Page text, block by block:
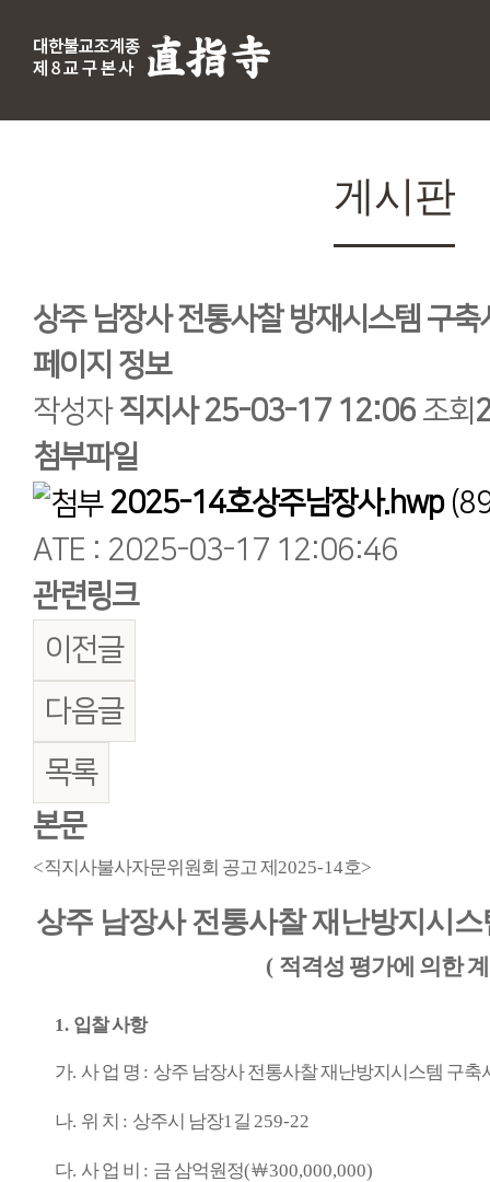
게시판
상주 남장사 전통사찰 방재시스템 구축
페이지 정보
작성자직지사 25-03-17 12:06조회
첨부파일
2025-14호상주남장사.hwp
ATE : 2025-03-17 12:06:46
관련링크
이전글
다음글
목록
본문
<직지사불사자문위원회 공고 제2025-14호>
상주 남장사 전통사찰 재난방지시
( 적격성 평가에 의한
1. 입찰 사항
가. 사 업 명 : 상주 남장사 전통사찰 재난방지시스템 구축
나. 위 치 : 상주시 남장1길 259-22
다. 사 업 비 : 금 삼억원정(￦300,000,000)